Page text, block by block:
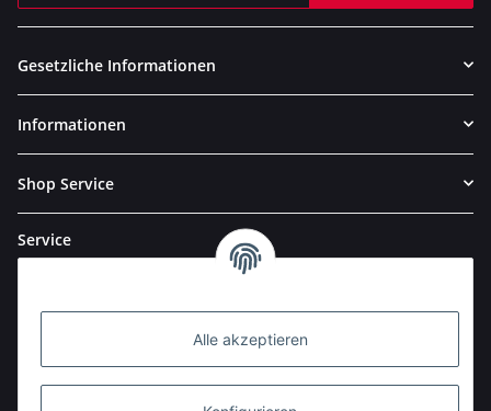
Alle akzeptieren
Gesetzliche Informationen
Informationen
Shop Service
Service